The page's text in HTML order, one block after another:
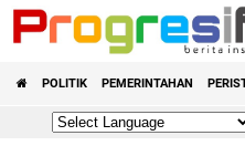
POLITIK PEMERINTAHAN